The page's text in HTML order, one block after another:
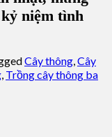
niệm tình
Cây thông,Cây
, Trồng cây thông ba